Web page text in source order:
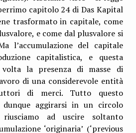
capitolo 24 di Das Kapital
trasformato in capitale, come
e come dal plusvalore si
l’accumulazione del capitale
capitalistica, e questa
la presenza di masse di
di una considerevole entità
di merci. Tutto questo
dunque aggirarsi in un circolo
ad uscire soltanto
‘originaria’ (‘previous